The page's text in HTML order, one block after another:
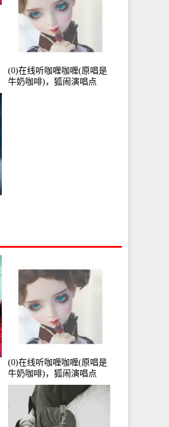
(0)在线听咖喱咖喱(原唱是
牛奶咖啡)，狐闹演唱点
(0)在线听咖喱咖喱(原唱是
牛奶咖啡)，狐闹演唱点
播:287579次